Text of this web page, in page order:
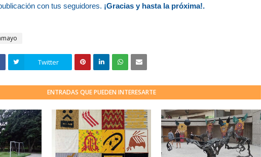
con tus seguidores. ¡Gracias y hasta la próxima!.
Twitter
ENTRADAS QUE PUEDEN INTERESARTE